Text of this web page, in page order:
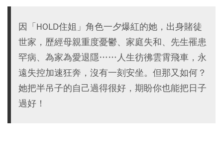
因「HOLD住姐」角色一夕爆紅的她，出身賭徒
世家，歷經母親重度憂鬱、家庭失和、先生罹患
罕病、為家為愛退隱……人生彷彿雲霄飛車，永
遠失控加速狂奔，沒有一刻安坐。但那又如何？
她把半吊子的自己過得很好，期盼你也能把日子
過好！